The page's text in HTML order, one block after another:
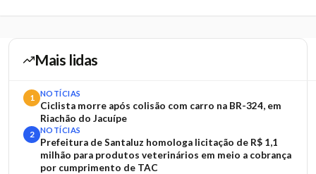
Mais lidas
1 NOTÍCIAS
Ciclista morre após colisão com carro na BR-324, em
Riachão do Jacuípe
2 NOTÍCIAS
Prefeitura de Santaluz homologa licitação de R$ 1,1
milhão para produtos veterinários em meio a cobrança
por cumprimento de TAC